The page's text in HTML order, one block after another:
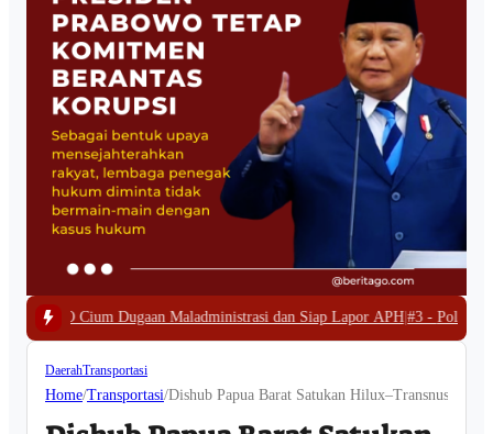
Maladministrasi dan Siap Lapor APH|#3 -Polda Papua Barat Bongkar
DaerahTransportasi
Home/Transportasi/Dishub Papua Barat Satukan Hilux–Transnusa,